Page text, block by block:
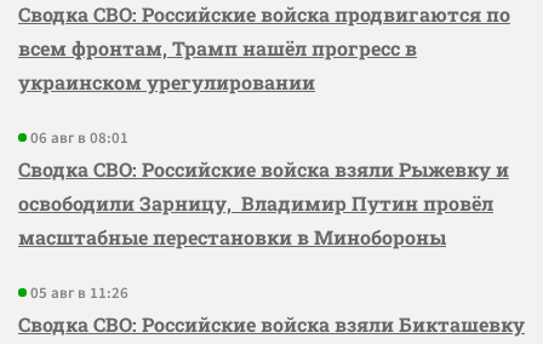
Сводка СВО: Российские войска продвигаются по
всем фронтам, Трамп нашёл прогресс в
украинском урегулировании
06 авг в 08:01
Сводка СВО: Российские войска взяли Рыжевку и
освободили Зарницу, Владимир Путин провёл
масштабные перестановки в Минобороны
05 авг в 11:26
Сводка СВО: Российские войска взяли Бикташевку